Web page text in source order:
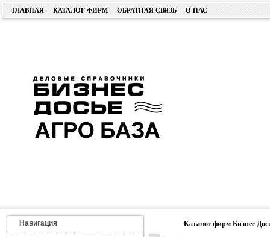
ГЛАВНАЯ КАТАЛОГ ФИРМ ОБРАТНАЯ СВЯЗЬ О НАС
Навигация Каталог фирм Бизнес